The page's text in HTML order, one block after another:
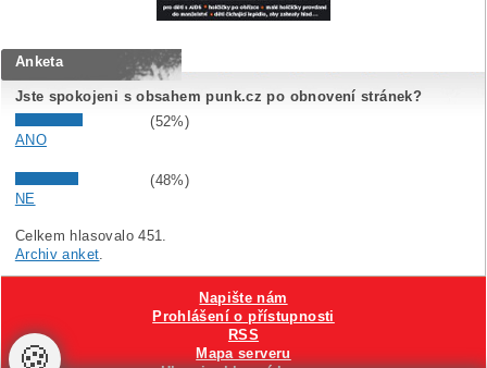
Anketa
Jste spokojeni s obsahem punk.cz po obnovení stránek?
(52%)
ANO
(48%)
NE
Celkem hlasovalo 451.
Archiv anket.
Napište nám
Prohlášení o přístupnosti
RSS
Mapa serveru
🍪